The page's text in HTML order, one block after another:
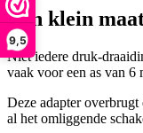
9,5
Een klein
Niet iedere druk-
vaak voor een as van 6
Deze adapter
al het omliggende